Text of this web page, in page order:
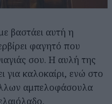
βαστάει αυτή η
φαγητό που
σου. Η αυλή της
για καλοκαίρι, ενώ στο
αμπελοφάσουλα